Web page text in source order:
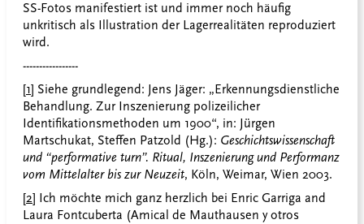
SS-Fotos manifestiert ist und immer noch häufig
unkritisch als Illustration der Lagerrealitäten reproduziert
wird.
-----------------
[1] Siehe grundlegend: Jens Jäger: „Erkennungsdienstliche
Behandlung. Zur Inszenierung polizeilicher
Identifikationsmethoden um 1900“, in: Jürgen
Martschukat, Steffen Patzold (Hg.): Geschichtswissenschaft
und “performative turn”. Ritual, Inszenierung und Performanz
vom Mittelalter bis zur Neuzeit, Köln, Weimar, Wien 2003.
[2]
Ich möchte mich ganz herzlich bei Enric Garriga and
Laura Fontcuberta (Amical de Mauthausen y otros